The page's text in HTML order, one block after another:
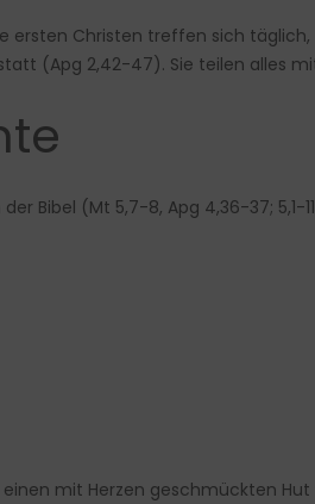
ersten Christen treffen sich
(Apg 2,42-47). Sie teilen alles
Bibel (Mt 5,7-8, Apg 4,36-37; 5,1-
einen mit Herzen geschmückten